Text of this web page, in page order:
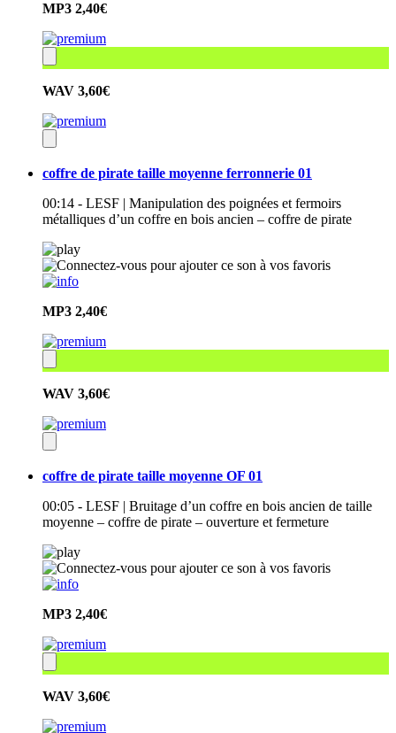
MP3 2,40€
WAV 3,60€
coffre de pirate taille moyenne ferronnerie 01
00:14 - LESF | Manipulation des poignées et fermoirs
métalliques d’un coffre en bois ancien – coffre de pirate
MP3 2,40€
WAV 3,60€
coffre de pirate taille moyenne OF 01
00:05 - LESF | Bruitage d’un coffre en bois ancien de taille
moyenne – coffre de pirate – ouverture et fermeture
MP3 2,40€
WAV 3,60€